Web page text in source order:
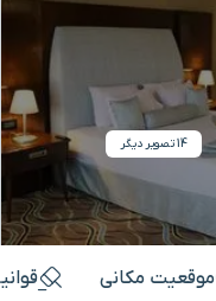
14 تصویر دیگر
موقعیت مکانی